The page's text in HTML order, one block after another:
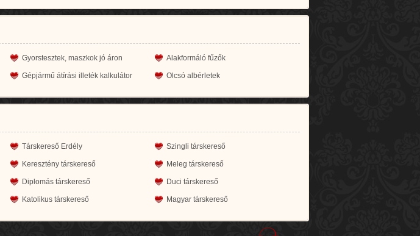
Gyorstesztek, maszkok jó áron Alakformáló fűzők
Gépjármű átírási illeték kalkulátor Olcsó albérletek
Társkereső Erdély Szingli társkereső
Keresztény társkereső Meleg társkereső
Diplomás társkereső Duci társkereső
Katolikus társkereső Magyar társkereső